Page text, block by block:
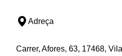
Adreça
Carrer, Afores, 63, 17468,